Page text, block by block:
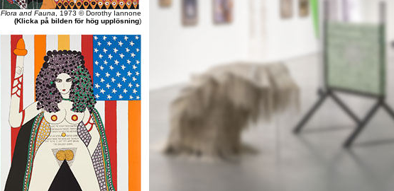
Flora and Fauna , 1973 © Dorothy Iannone
(Klicka på bilden för hög upplösning)